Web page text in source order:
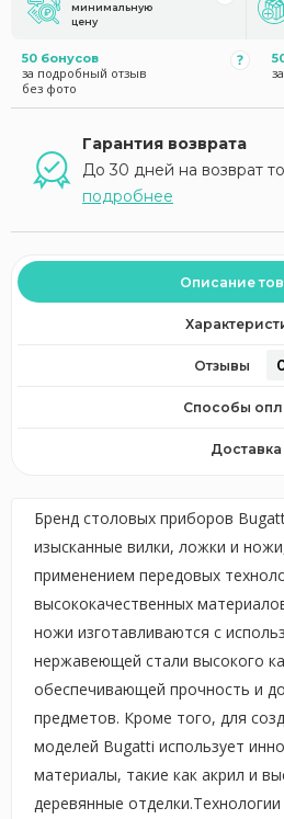
минимальную
цену
50 бонусов
за подробный отзыв
без фото
Гарантия возврата
До 30 дней на возврат
подробнее
Описание
Отзывы
Способы
Доставка
Бренд столовых приборов
изысканные вилки, ложки и
применением передовых
высококачественных
ножи изготавливаются с
нержавеющей стали высокого
обеспечивающей прочность и
предметов. Кроме того, для
моделей Bugatti использует
материалы, такие как акрил и
деревянные